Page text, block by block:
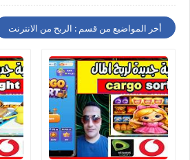
أخر المواضيع من قسم : الربح من الانترنت